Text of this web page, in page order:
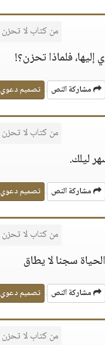
من كتاب لا تحزن
فلماذا تحزن؟!
مشاركة النص تصميم دعوي
من كتاب لا تحزن
ليلك.
مشاركة النص تصميم دعوي
من كتاب لا تحزن
سجنا لا يطاق
مشاركة النص تصميم دعوي
من كتاب لا تحزن